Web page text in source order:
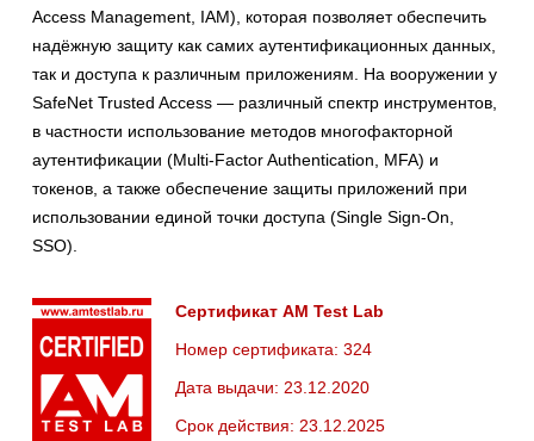
Access Management, IAM), которая позволяет обеспечить
надёжную защиту как самих аутентификационных данных,
так и доступа к различным приложениям. На вооружении у
SafeNet Trusted Access — различный спектр инструментов,
в частности использование методов многофакторной
аутентификации (Multi-Factor Authentication, MFA) и
токенов, а также обеспечение защиты приложений при
использовании единой точки доступа (Single Sign-On,
SSO).
Сертификат AM Test Lab
Номер сертификата: 324
Дата выдачи: 23.12.2020
Срок действия: 23.12.2025